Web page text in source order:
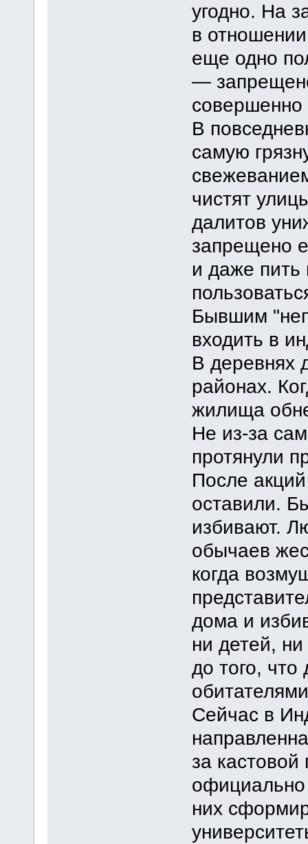
угодно. На
в
еще одно
—
совершенно
В
самую
чистят
далитов
запрещено
и даже пить
Бывшим
входить в
В деревнях
районах.
жилища
Не из-за
протянули
После
оставили.
избивают.
обычаев
когда
дома и
ни детей,
до того,
Сейчас в
за
официально
них